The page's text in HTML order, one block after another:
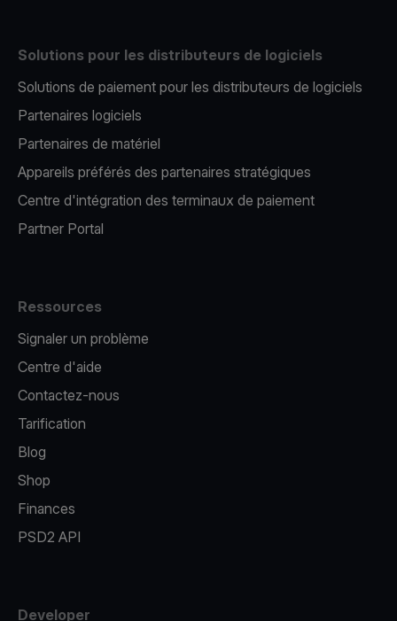
Solutions pour les distributeurs de logiciels
Solutions de paiement pour les distributeurs de logiciels
Partenaires logiciels
Partenaires de matériel
Appareils préférés des partenaires stratégiques
Centre d'intégration des terminaux de paiement
Partner Portal
Ressources
Signaler un problème
Centre d'aide
Contactez-nous
Tarification
Blog
Shop
Finances
PSD2 API
Developer